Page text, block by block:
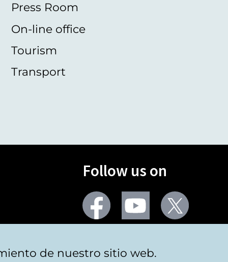
Press Room
On-line office
Tourism
Transport
Follow us on
Facebook Youtube
de nuestro sitio web.